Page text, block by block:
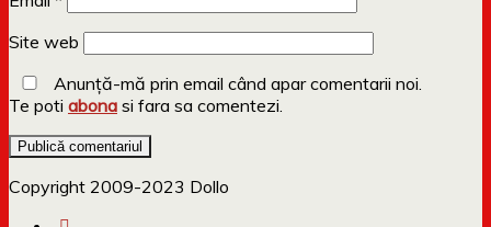
Site web
Anunță-mă prin email când apar comentarii noi.
Te poti abona si fara sa comentezi.
Copyright 2009-2023 Dollo